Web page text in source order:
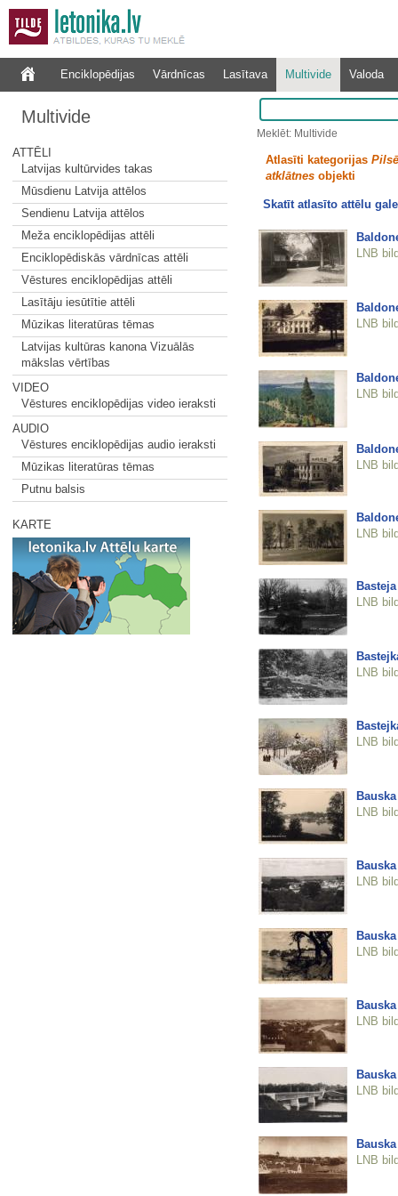
Enciklopēdijas Vārdnīcas Lasītava Multivide Valoda
Multivide
ATTĒLI
Latvijas kultūrvides takas
Mūsdienu Latvija attēlos
Sendienu Latvija attēlos
Meža enciklopēdijas attēli
Enciklopēdiskās vārdnīcas attēli
Vēstures enciklopēdijas attēli
Lasītāju iesūtītie attēli
Mūzikas literatūras tēmas
Latvijas kultūras kanona Vizuālās
mākslas vērtības
VIDEO
Vēstures enciklopēdijas video ieraksti
AUDIO
Vēstures enciklopēdijas audio ieraksti
Mūzikas literatūras tēmas
Putnu balsis
KARTE
Meklēt: Multivide
Atlasīti kategorijas
atklātnesobjekti
Skatīt atlasīto attēlu
LNB
LNB
LNB
LNB
LNB
LNB
LNB
LNB
Bauska
LNB
Bauska
LNB
Bauska
LNB
Bauska
LNB
Bauska
LNB
Bauska
LNB